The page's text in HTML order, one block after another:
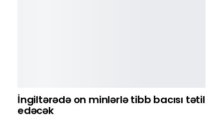
İngiltərədə on minlərlə tibb bacısı tətil
edəcək